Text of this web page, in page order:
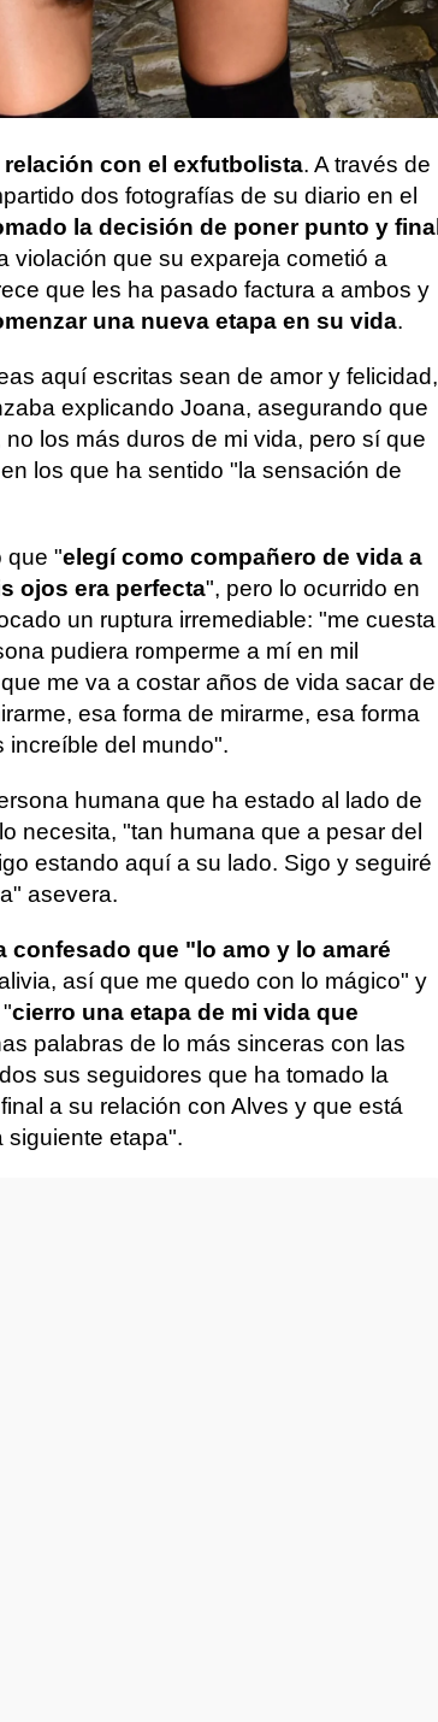
alarmas ya que la modelo
ninguna declaración y con el rostro
para menos. Ahora, ya sabemos el
con el exfutbolista. A través de
dos fotografías de su diario en el
la decisión de poner punto y final
violación que su expareja cometió a
que les ha pasado factura a ambos y
una nueva etapa en su vida.
aquí escritas sean de amor y felicidad,
explicando Joana, asegurando que
los más duros de mi vida, pero sí que
los que ha sentido "la sensación de
que "elegí como compañero de vida a
ojos era perfecta", pero lo ocurrido en
un ruptura irremediable: "me cuesta
pudiera romperme a mí en mil
me va a costar años de vida sacar de
esa forma de mirarme, esa forma
increíble del mundo".
humana que ha estado al lado de
necesita, "tan humana que a pesar del
estando aquí a su lado. Sigo y seguiré
asevera.
confesado que "lo amo y lo amaré
así que me quedo con lo mágico" y
cierro una etapa de mi vida que
palabras de lo más sinceras con las
sus seguidores que ha tomado la
a su relación con Alves y que está
siguiente etapa".